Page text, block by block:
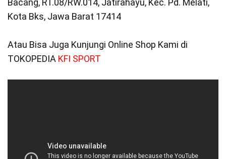
Bacang, RT.08/RW.014, Jatirahayu, Kec. Pd. Melati,
Kota Bks, Jawa Barat 17414
Atau Bisa Juga Kunjungi Online Shop Kami di
TOKOPEDIA KFI SPORT